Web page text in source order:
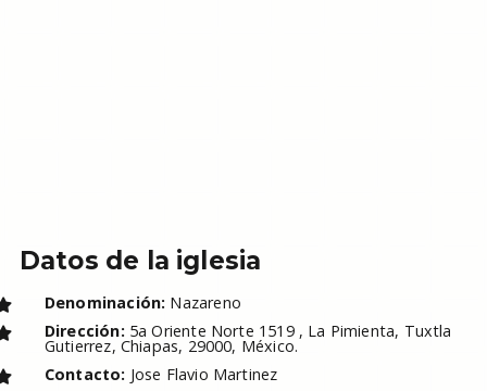
Datos de la iglesia
Denominación: Nazareno
Dirección: 5a Oriente Norte 1519 , La Pimienta, Tuxtla
Gutierrez, Chiapas, 29000, México.
Contacto: Jose Flavio Martinez